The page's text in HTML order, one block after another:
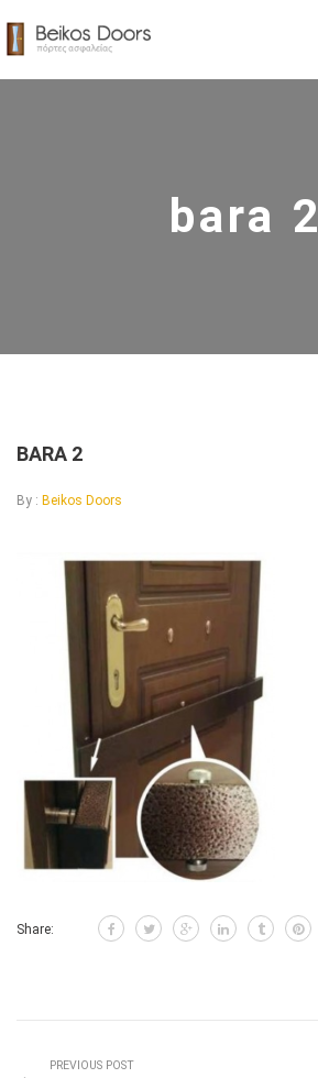
bara 2
BARA 2
By : Beikos Doors
Share:
PREVIOUS POST